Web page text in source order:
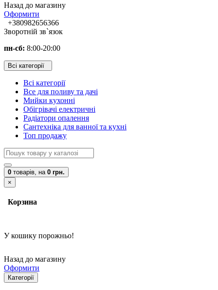
Назад до магазину
Оформити
+380982656366
Зворотній зв`язок
пн-сб: 8:00-20:00
Всі категорії
Всі категорії
Все для поливу та дачі
Мийки кухонні
Обігрівачі електричні
Радіатори опалення
Сантехніка для ванної та кухні
Топ продажу
0 товарів, на 0 грн.
×
Корзина
У кошику порожньо!
Назад до магазину
Оформити
Категорії